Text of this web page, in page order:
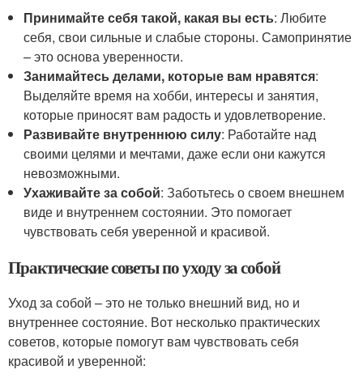
Принимайте себя такой, какая вы есть: Любите
себя, свои сильные и слабые стороны. Самопринятие
– это основа уверенности.
Занимайтесь делами, которые вам нравятся:
Выделяйте время на хобби, интересы и занятия,
которые приносят вам радость и удовлетворение.
Развивайте внутреннюю силу: Работайте над
своими целями и мечтами, даже если они кажутся
невозможными.
Ухаживайте за собой: Заботьтесь о своем внешнем
виде и внутреннем состоянии. Это помогает
чувствовать себя уверенной и красивой.
Практические советы по уходу за собой
Уход за собой – это не только внешний вид, но и
внутреннее состояние. Вот несколько практических
советов, которые помогут вам чувствовать себя
красивой и уверенной: